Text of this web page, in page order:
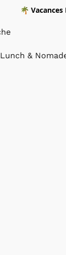
🌴 Vacances
Lunch &